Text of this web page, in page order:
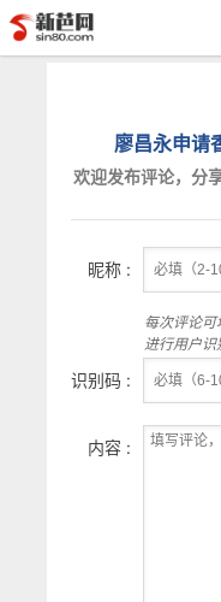
廖昌永申请
欢迎发布评论，分
昵称 :
每次评论可
进行用户识
识别码 :
内容 :